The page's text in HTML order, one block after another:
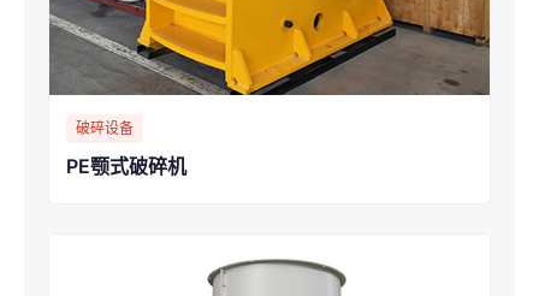
破碎设备
PE颚式破碎机